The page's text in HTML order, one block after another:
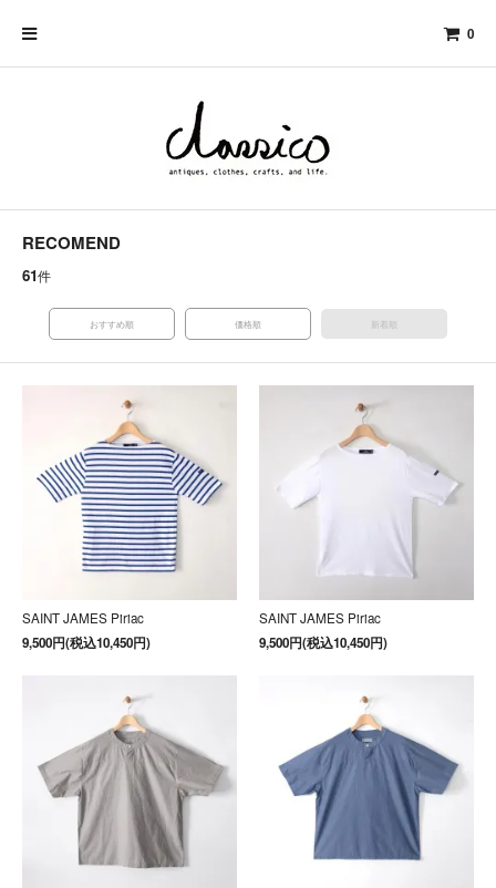
0
RECOMEND
61件
おすすめ順 価格順 新着順
SAINT JAMES Piriac
9,500円(税込10,450円)
SAINT JAMES Piriac
9,500円(税込10,450円)